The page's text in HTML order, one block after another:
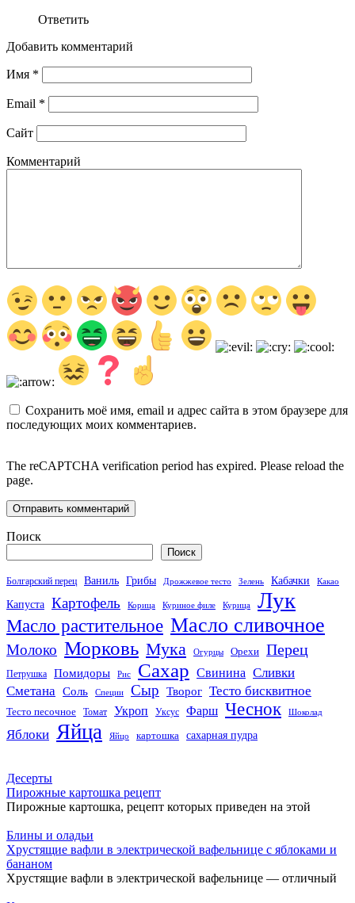
Ответить
Добавить комментарий
Имя *
Email *
Сайт
Комментарий
Сохранить моё имя, email и адрес сайта в этом браузере для
последующих моих комментариев.
The reCAPTCHA verification period has expired. Please reload the
page.
Поиск
Поиск
Болгарский перец Ваниль Грибы Дрожжевое тесто Зелень Кабачки Какао
Капуста Картофель Корица Куриное филе Курица Лук
Масло растительное Масло сливочное
Молоко Морковь Мука Огурцы Орехи Перец
Петрушка Помидоры Рис Сахар Свинина Сливки
Сметана
Соль Специи Сыр Творог Тесто бисквитное
Тесто песочное Томат Укроп Уксус Фарш Чеснок Шоколад
Яблоки Яйца Яйцо картошка сахарная пудра
Десерты
Пирожные картошка рецепт
Пирожные картошка, рецепт которых приведен на этой
Блины и оладьи
Хрустящие вафли в электрической вафельнице с яблоками и
бананом
Хрустящие вафли в электрической вафельнице — отличный